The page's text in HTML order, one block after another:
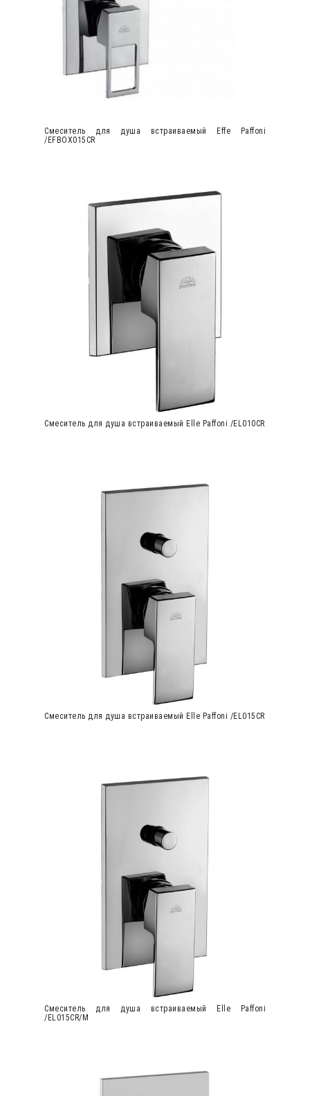
Cмеситель для душа встраиваемый Effe Paffoni
/EFBOX015CR
Cмеситель для душа встраиваемый Elle Paffoni /EL010CR
Cмеситель для душа встраиваемый Elle Paffoni /EL015CR
Cмеситель для душа встраиваемый Elle Paffoni
/EL015CR/M